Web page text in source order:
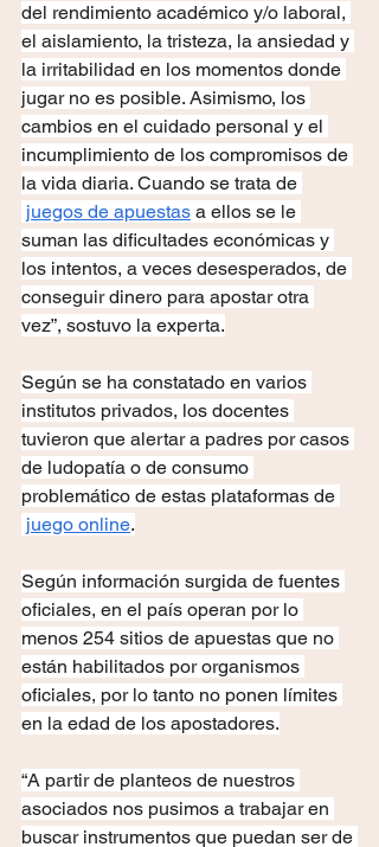
del rendimiento académico y/o laboral,
el aislamiento, la tristeza, la ansiedad y
la irritabilidad en los momentos donde
jugar no es posible. Asimismo, los
cambios en el cuidado personal y el
incumplimiento de los compromisos de
la vida diaria. Cuando se trata de
juegos de apuestas a ellos se le
suman las dificultades económicas y
los intentos, a veces desesperados, de
conseguir dinero para apostar otra
vez”, sostuvo la experta.
Según se ha constatado en varios
institutos privados, los docentes
tuvieron que alertar a padres por casos
de ludopatía o de consumo
problemático de estas plataformas de
juego online.
Según información surgida de fuentes
oficiales, en el país operan por lo
menos 254 sitios de apuestas que no
están habilitados por organismos
oficiales, por lo tanto no ponen límites
en la edad de los apostadores.
“A partir de planteos de nuestros
asociados nos pusimos a trabajar en
buscar instrumentos que puedan ser de